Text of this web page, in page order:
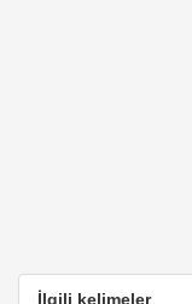
İlgili kelimeler